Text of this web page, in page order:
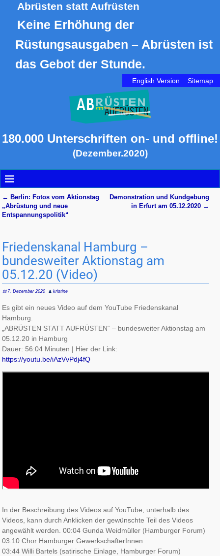
Abrüsten statt Aufrüsten
Keine Erhöhung der
Rüstungsausgaben – Abrüsten ist
das Gebot der Stunde.
English Version Sitemap
180.000 Unterschriften on- und offline!
(Dezember.2020)
Artikelnavigation
← Berlin: Fotos vom Aktionstag
„Abrüstung und neue
Entspannungspolitik“
Demonstration und Kundgebung
in Erfurt am 05.12.2020 →
Friedenskanal Hamburg –
bundesweiter Aktionstag am
05.12.20 (Video)
7. Dezember 2020 kristine
Es gibt ein neues Video auf dem YouTube Friedenskanal
Hamburg.
„ABRÜSTEN STATT AUFRÜSTEN“ – bundesweiter Aktionstag am
05.12.20 in Hamburg
Dauer: 56:04 Minuten | Hier der Link:
https://youtu.be/iAzVvPdj4fQ
In der Beschreibung des Videos auf YouTube, unterhalb des
Videos, kann durch Anklicken der gewünschte Teil des Videos
angewählt werden.00:04 Gunda Weidmüller (Hamburger Forum)
03:10 Chor Hamburger GewerkschafterInnen
03:44 Willi Bartels (satirische Einlage, Hamburger Forum)